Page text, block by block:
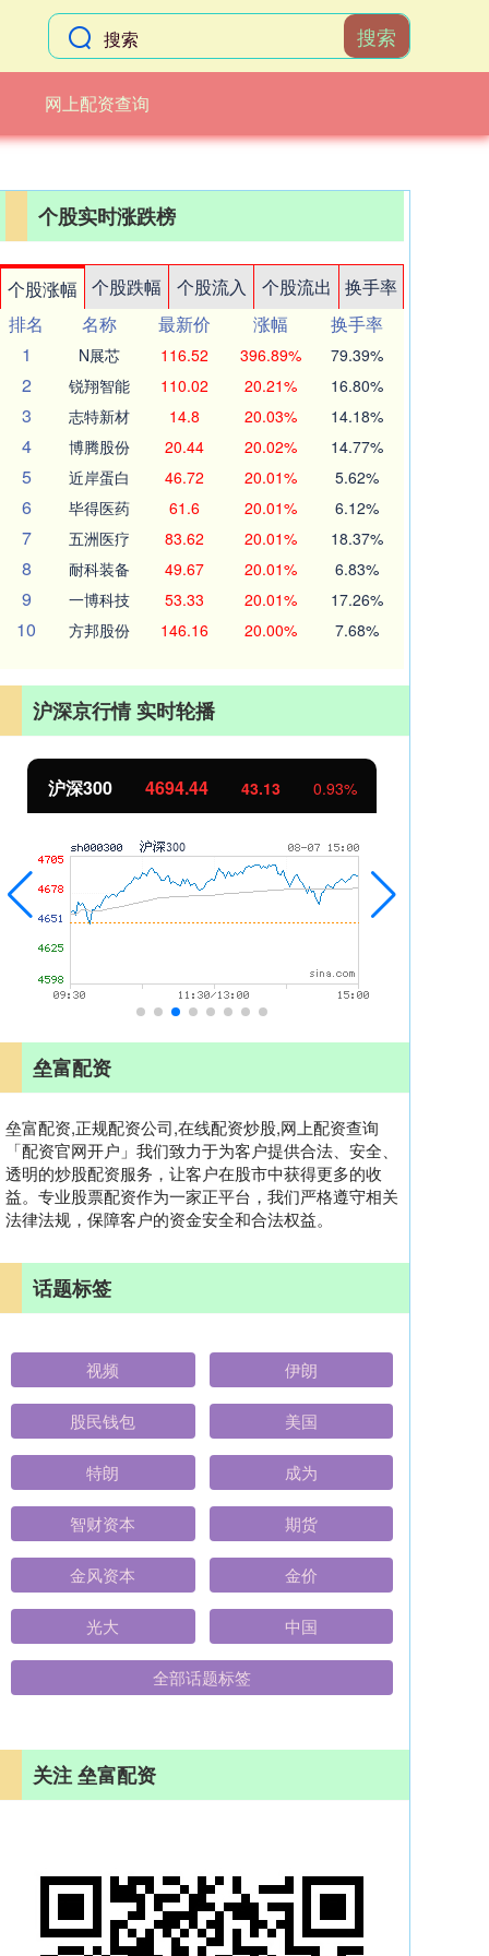
搜索
网上配资查询
个股实时涨跌榜
个股涨幅 个股跌幅 个股流入 个股流出
换手率
排名
名称 最新价 涨幅
换手率
1
N展芯 116.52 396.89% 79.39%
2 锐翔智能 110.02 20.21% 16.80%
3 志特新材 14.8 20.03% 14.18%
4 博腾股份 20.44 20.02% 14.77%
5 近岸蛋白 46.72 20.01% 5.62%
6 毕得医药 61.6 20.01% 6.12%
7 五洲医疗 83.62 20.01% 18.37%
8 耐科装备 49.67 20.01% 6.83%
9 一博科技 53.33 20.01% 17.26%
10 方邦股份 146.16 20.00% 7.68%
沪深京行情 实时轮播
沪深300 4694.44 43.13 0.93%
垒富配资
垒富配资,正规配资公司,在线配资炒股,网上配资查询
「配资官网开户」我们致力于为客户提供合法、安全、
透明的炒股配资服务，让客户在股市中获得更多的收
益。专业股票配资作为一家正平台，我们严格遵守相关
法律法规，保障客户的资金安全和合法权益。
话题标签
视频 伊朗
股民钱包 美国
特朗 成为
智财资本 期货
金风资本 金价
光大 中国
全部话题标签
关注 垒富配资